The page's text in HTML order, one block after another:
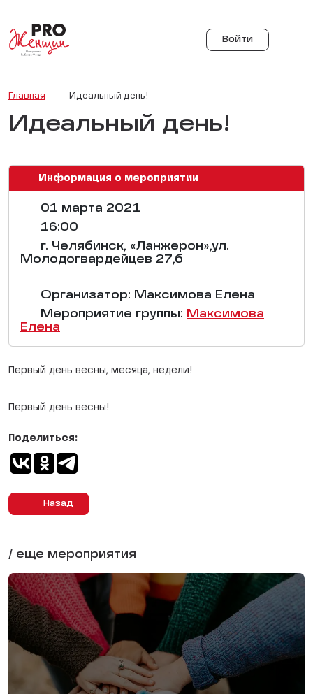
Войти
Главная Идеальный день!
Идеальный день!
Информация о мероприятии
01 марта 2021
16:00
г. Челябинск, «Ланжерон»,ул.
Молодогвардейцев 27,б
Организатор: Максимова Елена
Мероприятие группы: Максимова
Елена
Первый день весны, месяца, недели!
Первый день весны!
Назад
Поделиться:
/ еще мероприятия